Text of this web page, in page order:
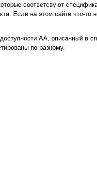
соответсвуют
Если на этом сайте что-
AA, описанный в
по разному.